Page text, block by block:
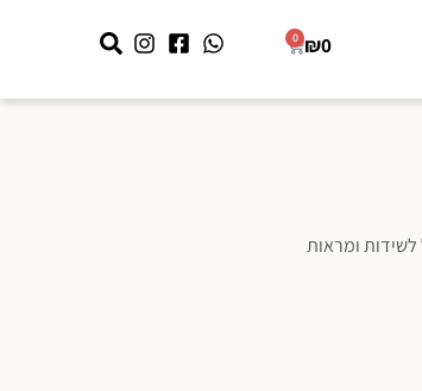
₪0
0
לשידות ומראות